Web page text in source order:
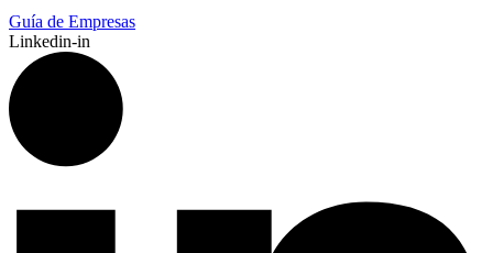
Guía de Empresas
Linkedin-in